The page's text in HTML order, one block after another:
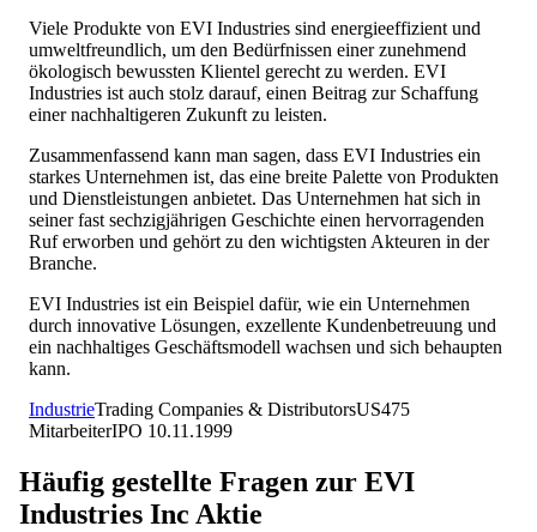
Viele Produkte von EVI Industries sind energieeffizient und
umweltfreundlich, um den Bedürfnissen einer zunehmend
ökologisch bewussten Klientel gerecht zu werden. EVI
Industries ist auch stolz darauf, einen Beitrag zur Schaffung
einer nachhaltigeren Zukunft zu leisten.
Zusammenfassend kann man sagen, dass EVI Industries ein
starkes Unternehmen ist, das eine breite Palette von Produkten
und Dienstleistungen anbietet. Das Unternehmen hat sich in
seiner fast sechzigjährigen Geschichte einen hervorragenden
Ruf erworben und gehört zu den wichtigsten Akteuren in der
Branche.
EVI Industries ist ein Beispiel dafür, wie ein Unternehmen
durch innovative Lösungen, exzellente Kundenbetreuung und
ein nachhaltiges Geschäftsmodell wachsen und sich behaupten
kann.
IndustrieTrading Companies & DistributorsUS475
MitarbeiterIPO 10.11.1999
Häufig gestellte Fragen zur EVI
Industries Inc Aktie